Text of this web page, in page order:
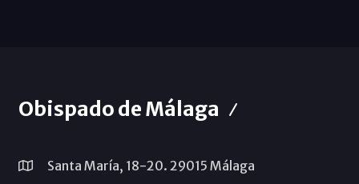
Obispado de Málaga
Santa María, 18-20. 29015 Málaga